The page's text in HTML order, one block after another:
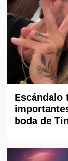
Escándalo
boda de